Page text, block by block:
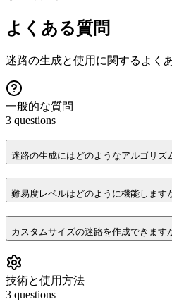
よくある質問
迷路の生成と使用に関するよく
一般的な質問
3 questions
迷路の生成にはどのようなアルゴリズ
難易度レベルはどのように機能します
カスタムサイズの迷路を作成できます
技術と使用方法
3 questions